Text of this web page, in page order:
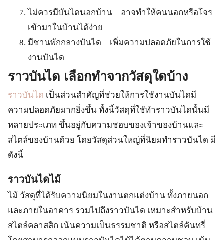
ไม่ควรมีบันไดนอกบ้าน – อาจทำให้คนนอกหรือโจร
เข้ามาในบ้านได้ง่าย
มีชานพักกลางบันได – เพิ่มความปลอดภัยในการใช้
งานบันได
ราวบันได เลือกทำจากวัสดุใดบ้าง
ราวบันได เป็นส่วนสำคัญที่ช่วยให้การใช้งานบันไดมี
ความปลอดภัยมากยิ่งขึ้น ทั้งนี้วัสดุที่ใช้ทำราวบันไดนั้นมี
หลายประเภท ขึ้นอยู่กับความชอบของเจ้าของบ้านและ
สไตล์ของบ้านด้วย โดยวัสดุส่วนใหญ่ที่นิยมทำราวบันได มี
ดังนี้
ราวบันไดไม้
ไม้ วัสดุที่ได้รับความนิยมในงานตกแต่งบ้าน ทั้งภายนอก
และภายในอาคาร รวมไปถึงราวบันได เหมาะสำหรับบ้าน
สไตล์คลาสสิก เน้นความเป็นธรรมชาติ หรือสไตล์คันทรี่